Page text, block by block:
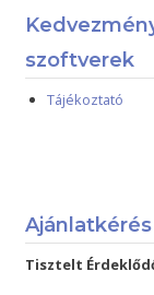
szoftverek
Tájékoztató
Tisztelt